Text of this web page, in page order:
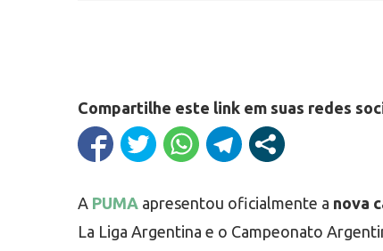
Compartilhe este link em suas redes
A PUMA apresentou oficialmente a nova
La Liga Argentina e o Campeonato